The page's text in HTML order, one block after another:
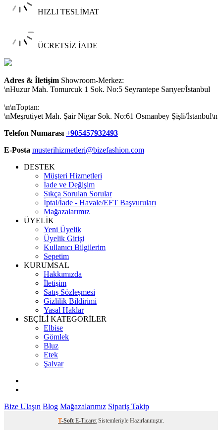
HIZLI TESLİMAT
ÜCRETSİZ İADE
Adres & İletişim Showroom-Merkez:
\nHuzur Mah. Tomurcuk 1 Sok. No:5 Seyrantepe Sarıyer/İstanbul
\n\nToptan:
\nMeşrutiyet Mah. Şair Nigar Sok. No:61 Osmanbey Şişli/İstanbul\n
Telefon Numarası +905457932493
E-Posta musterihizmetleri@bizefashion.com
DESTEK
Müşteri Hizmetleri
İade ve Değişim
Sıkça Sorulan Sorular
İptal/İade - Havale/EFT Başvuruları
Mağazalarımız
ÜYELİK
Yeni Üyelik
Üyelik Girişi
Kullanıcı Bilgilerim
Sepetim
KURUMSAL
Hakkımızda
İletişim
Satış Sözleşmesi
Gizlilik Bildirimi
Yasal Haklar
SEÇİLİ KATEGORİLER
Elbise
Gömlek
Bluz
Etek
Şalvar
Bize Ulaşın Blog Mağazalarımız Sipariş Takip
T-Soft E-Ticaret Sistemleriyle Hazırlanmıştır.